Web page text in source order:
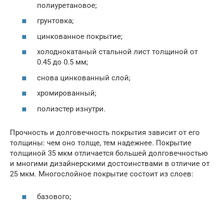
полиуретановое;
грунтовка;
цинкованное покрытие;
холоднокатаный стальной лист толщиной от
0.45 до 0.5 мм;
снова цинкованный слой;
хромированный;
полиэстер изнутри.
Прочность и долговечность покрытия зависит от его
толщины: чем оно толще, тем надежнее. Покрытие
толщиной 35 мкм отличается большей долговечностью
и многими дизайнерскими достоинствами в отличие от
25 мкм. Многослойное покрытие состоит из слоев:
базового;